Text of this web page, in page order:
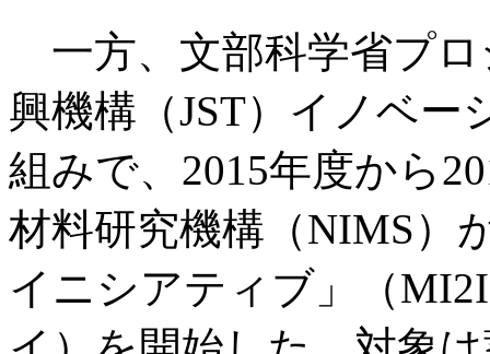
一方、文部科学省プ
興機構（JST）イノベー
組みで、2015年度から
材料研究機構（NIMS）
イニシアティブ」（